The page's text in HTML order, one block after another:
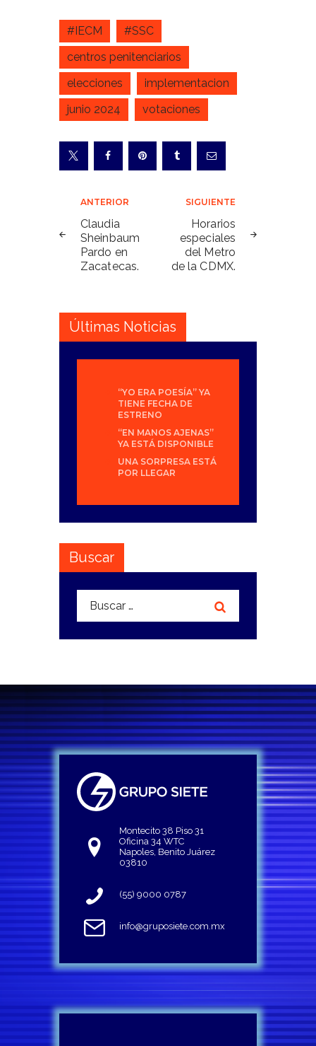
#IECM
#SSC
centros penitenciarios
elecciones
implementacion
junio 2024
votaciones
Navegación
de
entradas
ANTERIOR
Claudia
Sheinbaum
Pardo en
Zacatecas.
SIGUIENTE
Horarios
especiales
del Metro
de la CDMX.
Últimas Noticias
“YO ERA POESÍA” YA
TIENE FECHA DE
ESTRENO
“EN MANOS AJENAS”
YA ESTÁ DISPONIBLE
UNA SORPRESA ESTÁ
POR LLEGAR
Buscar
Buscar:
Montecito 38 Piso 31
Oficina 34 WTC
Napoles, Benito Juárez
03810
(55) 9000 0787
info@gruposiete.com.mx